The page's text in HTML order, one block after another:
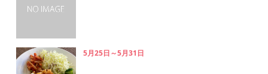
5月25日～5月31日